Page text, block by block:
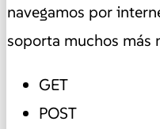
navegamos por
soporta muchos más
GET
POST